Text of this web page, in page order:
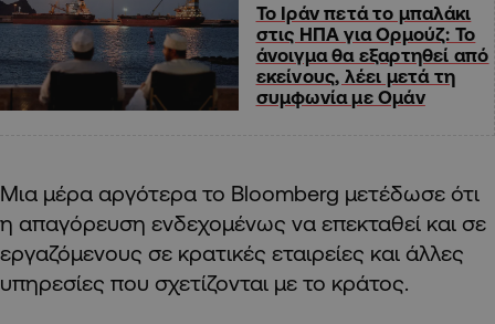
Το Ιράν πετά το μπαλάκι
στις ΗΠΑ για Ορμούζ: Το
άνοιγμα θα εξαρτηθεί από
εκείνους, λέει μετά τη
συμφωνία με Ομάν
Μια μέρα αργότερα το Bloomberg μετέδωσε ότι
η απαγόρευση ενδεχομένως να επεκταθεί και σε
εργαζόμενους σε κρατικές εταιρείες και άλλες
υπηρεσίες που σχετίζονται με το κράτος.